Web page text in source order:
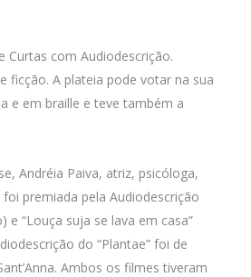
com Audiodescrição.
ficção. A plateia pode votar na sua
e em braille e teve também a
Andréia Paiva, atriz, psicóloga,
premiada pela Audiodescrição
“Louça suja se lava em casa”
do “Plantae” foi de
Ambos os filmes tiveram